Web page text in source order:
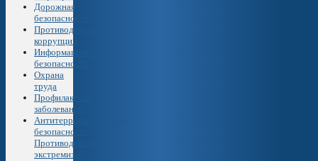
Дорожная
безопасность
Противодействие
коррупции
Информационная
безопасность
Охрана
труда
Профилактика
заболеваний
Антитеррористическая
безопасность.
Противодействие
экстремизму